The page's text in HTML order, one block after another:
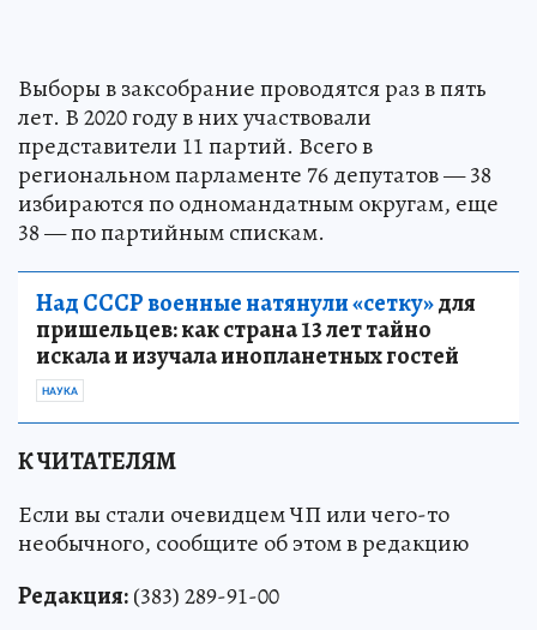
Выборы в заксобрание проводятся раз в пять
лет. В 2020 году в них участвовали
представители 11 партий. Всего в
региональном парламенте 76 депутатов — 38
избираются по одномандатным округам, еще
38 — по партийным спискам.
Над СССР военные натянули «сетку»для
пришельцев: как страна 13 лет тайно
искала и изучала инопланетных гостей
НАУКА
К ЧИТАТЕЛЯМ
Если вы стали очевидцем ЧП или чего-то
необычного, сообщите об этом в редакцию
Редакция:(383) 289-91-00